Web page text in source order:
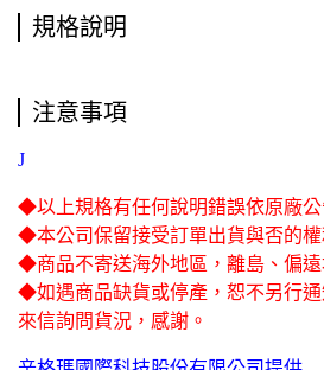
規格說明
注意事項
J
◆以上規格有任何說明錯誤依原廠公
◆本公司保留接受訂單出貨與否的權
◆商品不寄送海外地區，離島、偏
◆如遇商品缺貨或停產，恕不另行
來信詢問貨況，感謝。